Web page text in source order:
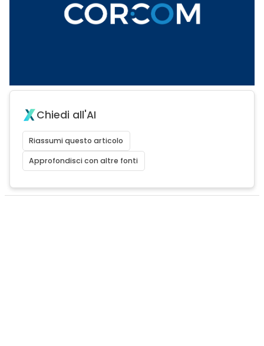
Chiedi all'AI
Riassumi questo articolo
Approfondisci con altre fonti